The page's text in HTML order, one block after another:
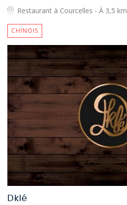
Restaurant à Courcelles - À 3,5 km
CHINOIS
Dklé